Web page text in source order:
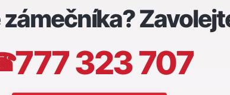
777 323 707